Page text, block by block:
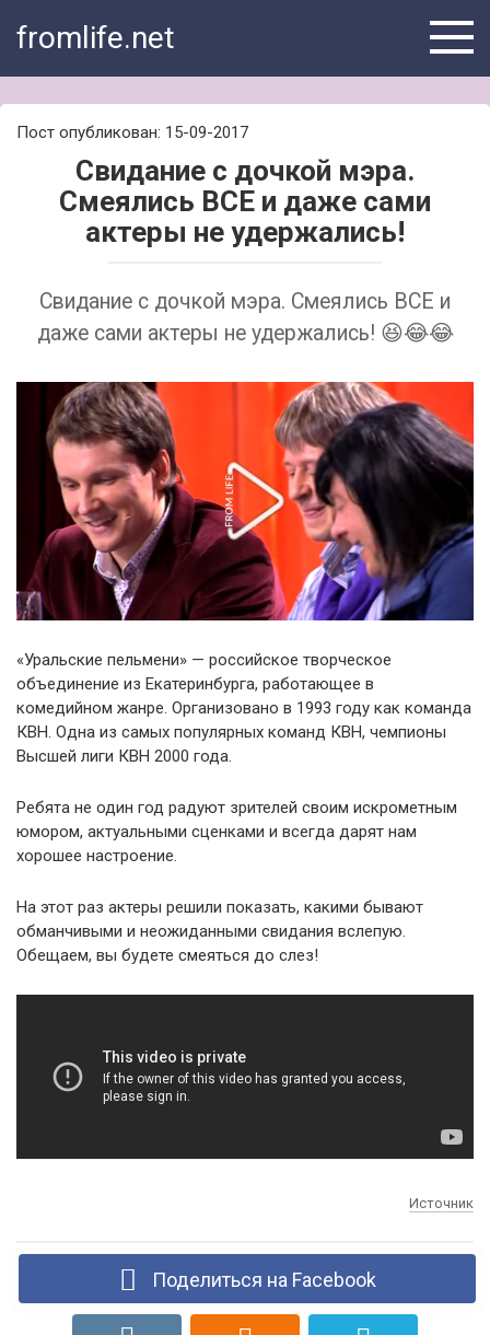
fromlife.net
Пост опубликован: 15-09-2017
Свидание с дочкой мэра.
Смеялись ВСЕ и даже сами
актеры не удержались!
Свидание с дочкой мэра. Смеялись ВСЕ и
даже сами актеры не удержались! 😆😂😂
«Уральские пельмени» — российское творческое
объединение из Екатеринбурга, работающее в
комедийном жанре. Организовано в 1993 году как команда
КВН. Одна из самых популярных команд КВН, чемпионы
Высшей лиги КВН 2000 года.
Ребята не один год радуют зрителей своим искрометным
юмором, актуальными сценками и всегда дарят нам
хорошее настроение.
На этот раз актеры решили показать, какими бывают
обманчивыми и неожиданными свидания вслепую.
Обещаем, вы будете смеяться до слез!
Источник
Поделиться на Facebook